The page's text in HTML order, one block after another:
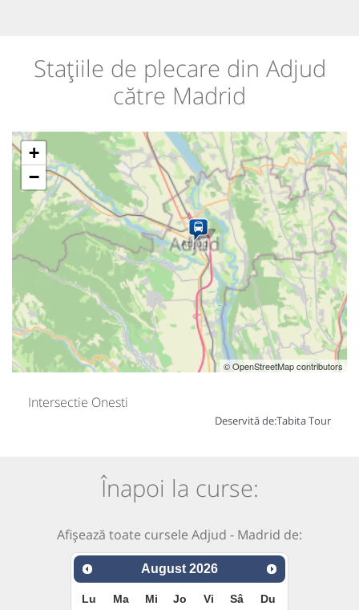
Stațiile de plecare din Adjud
către Madrid
+
−
© OpenStreetMap contributors
Intersectie Onesti
Deservită de:Tabita Tour
Înapoi la curse:
Afișează toate cursele Adjud - Madrid de:
August 2026
Lu Ma Mi Jo Vi Sâ Du